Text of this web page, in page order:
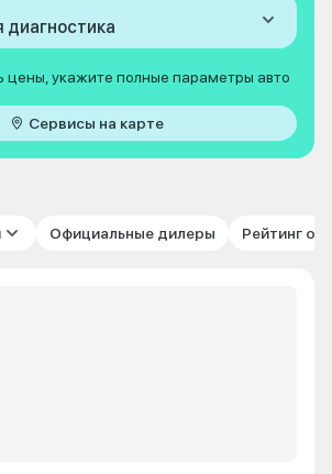
диагностика
цены, укажите полные параметры авто
Сервисы на карте
Официальные дилеры Рейтинг